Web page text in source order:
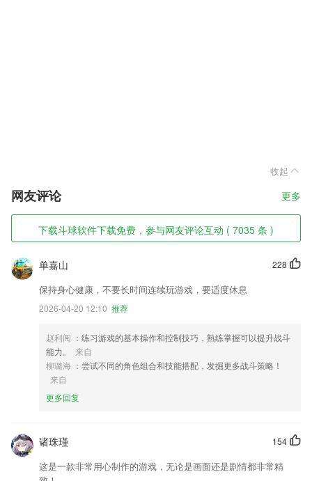
收起
网友评论 更多
下载斗球软件下载免费，参与网友评论互动 ( 7035 条 )
228
单嘉山
保持身心健康，不要长时间连续玩游戏，要适度休息
2026-04-20 12:10 推荐
赵利阅 ：练习游戏的基本操作和控制技巧，熟练掌握可以提升战斗
能力。
来自
柳璐海 ：尝试不同的角色组合和技能搭配，发掘更多战斗策略！
来自
更多回复
154
诸珠瑾
这是一款非常用心制作的游戏，无论是画面还是剧情都非常精